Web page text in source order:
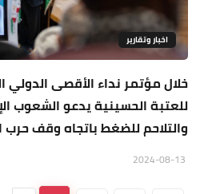
اخبار وتقارير
خلال مؤتمر نداء الأقصى الدولي
للعتبة الحسينية يدعو الشعوب
والتلاحم للضغط باتجاه وقف حرب